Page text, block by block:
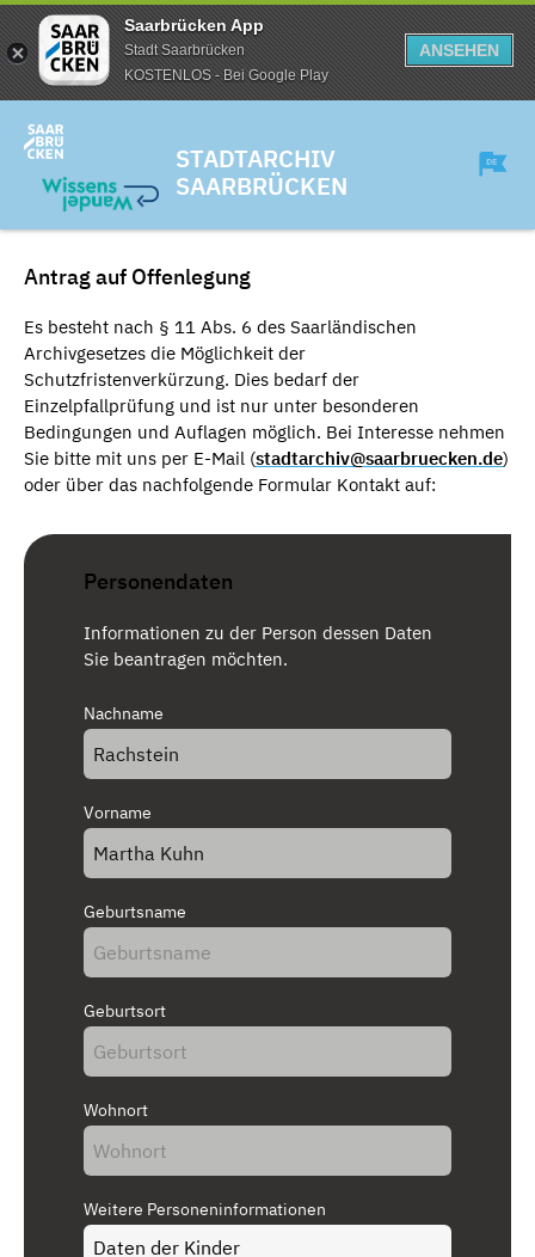
Saarbrücken App
Stadt Saarbrücken
KOSTENLOS - Bei Google Play
ANSEHEN
STADTARCHIV
SAARBRÜCKEN
Antrag auf Offenlegung
Es besteht nach § 11 Abs. 6 des Saarländischen
Archivgesetzes die Möglichkeit der
Schutzfristenverkürzung. Dies bedarf der
Einzelpfallprüfung und ist nur unter besonderen
Bedingungen und Auflagen möglich. Bei Interesse nehmen
Sie bitte mit uns per E-Mail (stadtarchiv@saarbruecken.de)
oder über das nachfolgende Formular Kontakt auf:
Personendaten
Informationen zu der Person dessen Daten
Sie beantragen möchten.
Nachname
Vorname
Geburtsname
Geburtsort
Wohnort
Weitere Personeninformationen